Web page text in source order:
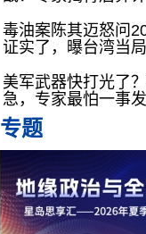
毒油案陈其迈怒问
证实了，曝台湾当
美军武器快打光了
急，专家最怕一事
专题